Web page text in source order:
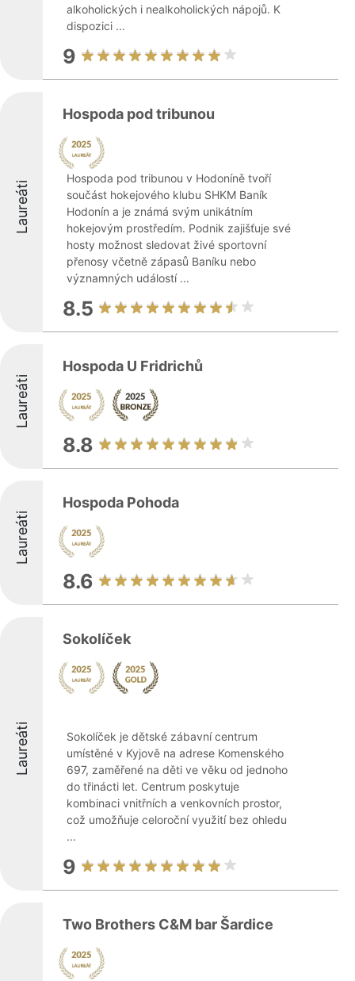
alkoholických i nealkoholických nápojů. K
dispozici ...
9
Laureáti
Hospoda pod tribunou
Hospoda pod tribunou v Hodoníně tvoří
součást hokejového klubu SHKM Baník
Hodonín a je známá svým unikátním
hokejovým prostředím. Podnik zajišťuje své
hosty možnost sledovat živé sportovní
přenosy včetně zápasů Baníku nebo
významných událostí ...
8.5
Laureáti
Hospoda U Fridrichů
8.8
Laureáti
Hospoda Pohoda
8.6
Laureáti
Sokolíček
Sokolíček je dětské zábavní centrum
umístěné v Kyjově na adrese Komenského
697, zaměřené na děti ve věku od jednoho
do třinácti let. Centrum poskytuje
kombinaci vnitřních a venkovních prostor,
což umožňuje celoroční využití bez ohledu
...
9
Two Brothers C&M bar Šardice